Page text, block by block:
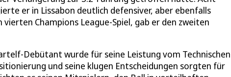
er in Lissabon deutlich defensiver, aber ebenfalls
Champions League-Spiel, gab er den zweiten
Debütant wurde für seine Leistung vom Technischen
und seine klugen Entscheidungen sorgten für